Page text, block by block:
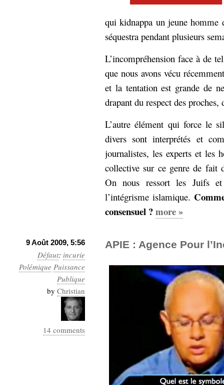
qui kidnappa un jeune homme
séquestra pendant plusieurs
L’incompréhension face à de
que nous avons vécu
et la tentation est grande de
drapant du respect des
L’autre élément qui force le
divers sont interprétés et
journalistes, les experts et les
collective sur ce genre de fait
On nous ressort les Juifs
l’intégrisme islamique.
consensuel ?more »
9 Août 2009, 5:56
Défaut: incurie
Polémique Puissance
Publique
by Christian
14 comments
APIE : Agence Pour